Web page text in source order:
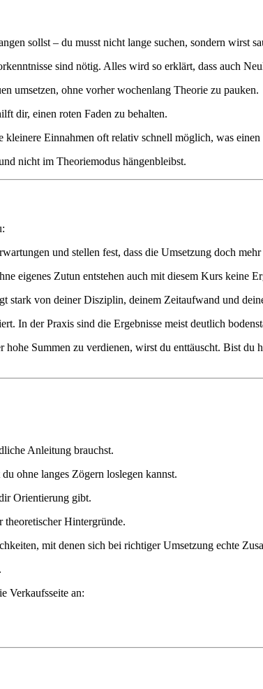
sollst – du musst nicht lange suchen, sondern wirst
sind nötig. Alles wird so erklärt, dass auch
umsetzen, ohne vorher wochenlang Theorie zu pauken.
dir, einen roten Faden zu behalten.
kleinere Einnahmen oft relativ schnell möglich, was
nicht im Theoriemodus hängenbleibst.
und stellen fest, dass die Umsetzung doch
eigenes Zutun entstehen auch mit diesem Kurs keine
stark von deiner Disziplin, deinem Zeitaufwand und
In der Praxis sind die Ergebnisse meist deutlich
Summen zu verdienen, wirst du enttäuscht. Bist
Anleitung brauchst.
ohne langes Zögern loslegen kannst.
Orientierung gibt.
theoretischer Hintergründe.
mit denen sich bei richtiger Umsetzung echte
Verkaufsseite an: